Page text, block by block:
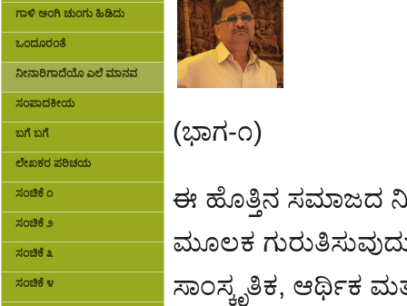
ಗಾಳಿ ಅಂಗಿ ಚುಂಗು ಹಿಡಿದು
ಒಂದೂರಂತೆ
ನೀನಾರಿಗಾದೆಯೊ ಎಲೆ ಮಾನವ
ಸಂಪಾದಕೀಯ
ಬಗೆ ಬಗೆ
ಲೇಖಕರ ಪರಿಚಯ
ಸಂಚಿಕೆ ೧
ಸಂಚಿಕೆ ೨
ಸಂಚಿಕೆ ೩
ಸಂಚಿಕೆ ೪
(ಭಾಗ-೧)
ಈ ಹೊತ್ತಿನ ಸಮಾಜದ
ಮೂಲಕ
ಸಾಂಸ್ಕೃತಿಕ, ಆರ್ಥಿಕ